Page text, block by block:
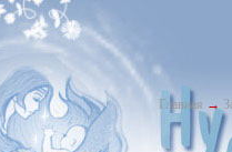
Главная →